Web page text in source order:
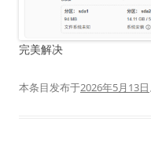
完美解决
本条目发布于2026年5月13日